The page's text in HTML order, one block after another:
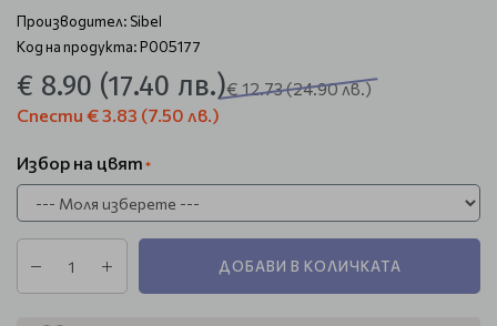
Производител: Sibel
Код на продукта: P005177
€ 8.90 (17.40 лв.)€ 12.73(24.90 лв.)
Спести € 3.83 (7.50 лв.)
Избор на цвят
ДОБАВИ В КОЛИЧКАТА